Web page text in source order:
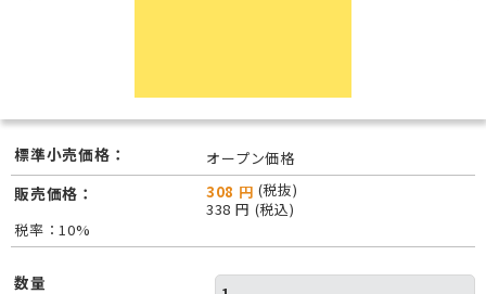
標準小売価格： オープン価格
販売価格： 308 円 (税抜)
338 円 (税込)
税率：10%
数量